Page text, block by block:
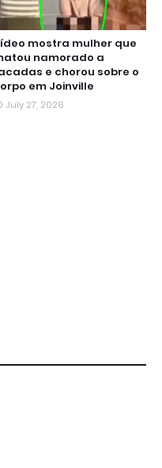
mostra mulher que
namorado a
e chorou sobre o
em Joinville
July 27, 2026